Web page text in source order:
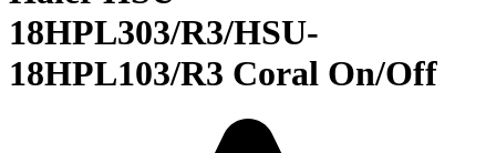
18HPL303/R3/HSU-
18HPL103/R3 Coral On/Off